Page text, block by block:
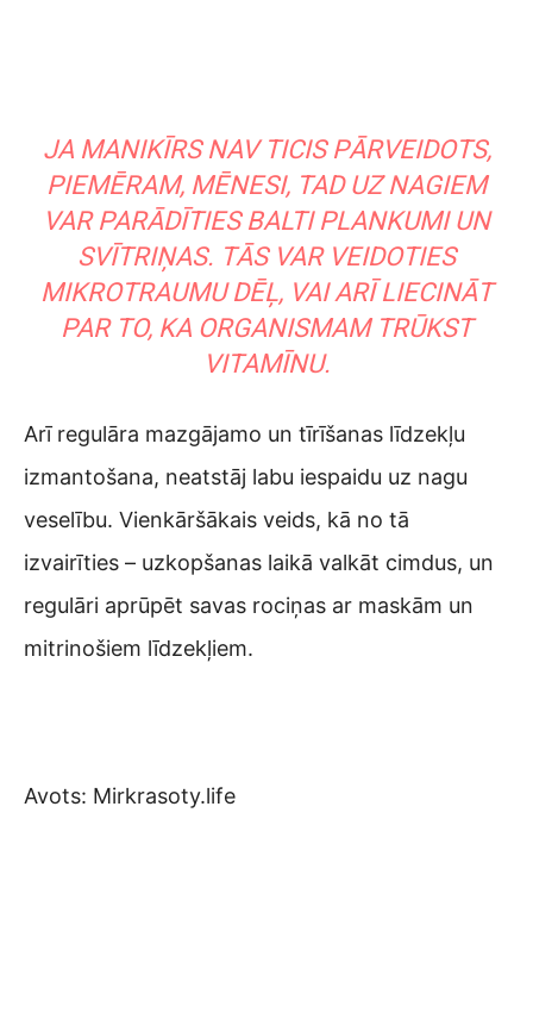
JA MANIKĪRS NAV TICIS PĀRVEIDOTS,
PIEMĒRAM, MĒNESI, TAD UZ NAGIEM
VAR PARĀDĪTIES BALTI PLANKUMI UN
SVĪTRIŅAS. TĀS VAR VEIDOTIES
MIKROTRAUMU DĒĻ, VAI ARĪ LIECINĀT
PAR TO, KA ORGANISMAM TRŪKST
VITAMĪNU.
Arī regulāra mazgājamo un tīrīšanas līdzekļu
izmantošana, neatstāj labu iespaidu uz nagu
veselību. Vienkāršākais veids, kā no tā
izvairīties – uzkopšanas laikā valkāt cimdus, un
regulāri aprūpēt savas rociņas ar maskām un
mitrinošiem līdzekļiem.
Avots: Mirkrasoty.life